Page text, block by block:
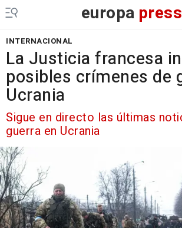
europa press
INTERNACIONAL
La Justicia francesa
posibles crímenes de
Ucrania
Sigue en directo las últimas
guerra en Ucrania